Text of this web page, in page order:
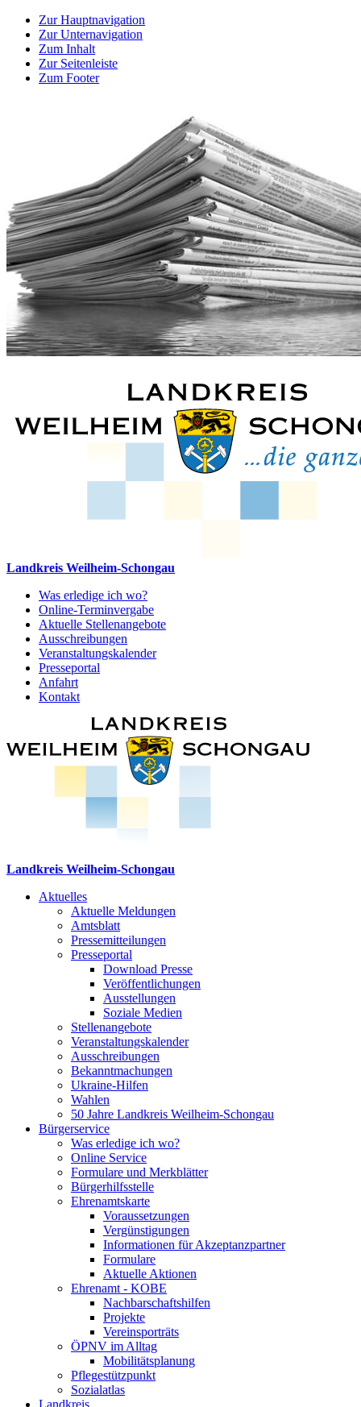
Zur Hauptnavigation
Zur Unternavigation
Zum Inhalt
Zur Seitenleiste
Zum Footer
Landkreis Weilheim-Schongau
Was erledige ich wo?
Online-Terminvergabe
Aktuelle Stellenangebote
Ausschreibungen
Veranstaltungskalender
Presseportal
Anfahrt
Kontakt
Landkreis Weilheim-Schongau
Aktuelles
Aktuelle Meldungen
Amtsblatt
Pressemitteilungen
Presseportal
Download Presse
Veröffentlichungen
Ausstellungen
Soziale Medien
Stellenangebote
Veranstaltungskalender
Ausschreibungen
Bekanntmachungen
Ukraine-Hilfen
Wahlen
50 Jahre Landkreis Weilheim-Schongau
Bürgerservice
Was erledige ich wo?
Online Service
Formulare und Merkblätter
Bürgerhilfsstelle
Ehrenamtskarte
Voraussetzungen
Vergünstigungen
Informationen für Akzeptanzpartner
Formulare
Aktuelle Aktionen
Ehrenamt - KOBE
Nachbarschaftshilfen
Projekte
Vereinsporträts
ÖPNV im Alltag
Mobilitätsplanung
Pflegestützpunkt
Sozialatlas